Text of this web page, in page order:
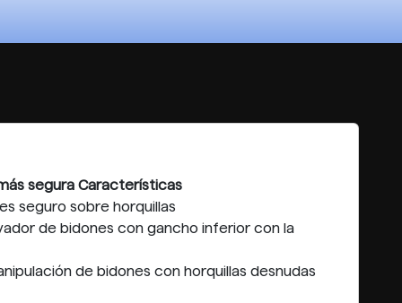
segura Características
seguro sobre horquillas
de bidones con gancho inferior con la
de bidones con horquillas desnudas